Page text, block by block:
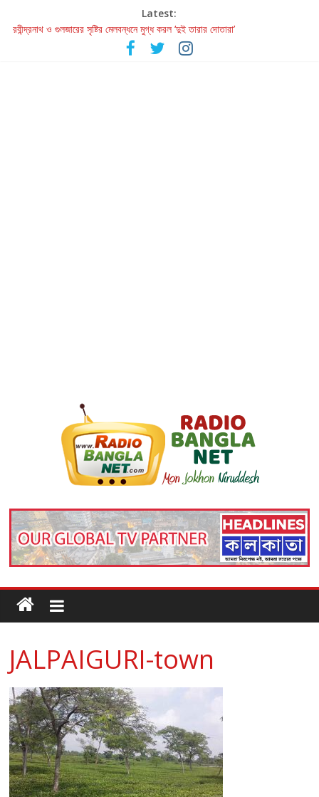
Latest:
রবীন্দ্রনাথ ও গুলজারের সৃষ্টির মেলবন্ধনে মুগ্ধ করল ‘দুই তারার দোতারা’
কলের গান থেকে রীলস্ — বাঙালির গান শোনার বিবর্তনের গল্প
জগন্নাথমঙ্গলম্ — বাংলায় প্রথমবার মঞ্চে এবার রথযাত্রার উদযাপন
JALPAIGURI-town